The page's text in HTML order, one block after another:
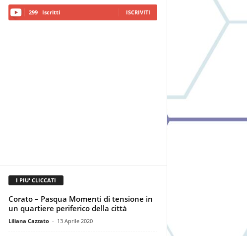
299 Iscritti ISCRIVITI
I PIU' CLICCATI
Corato – Pasqua Momenti di tensione in
un quartiere periferico della città
Liliana Cazzato - 13 Aprile 2020